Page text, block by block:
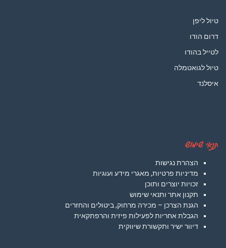
טיול ליפן
דרום הודו
לטייל בהודו
טיול לגואטמלה
איסלנד
תנאי שימוש
הצהרת נגישות
מדיניות פרטיות, מאגרי מידע ועוגיות
זכויות יוצרים ותוכן
תקנון אתר ותנאי שימוש
הגנת הצרכן – מכירה מרחוק, ביטולים והחזרים
הגבלת אחריות לפעילות פיזית והרפתקאית
דיוור ישיר ותקשורת שיווקית